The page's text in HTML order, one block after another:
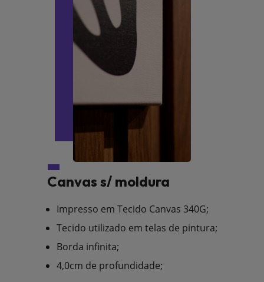
Canvas s/ moldura
Impresso em Tecido Canvas 340G;
Tecido utilizado em telas de pintura;
Borda infinita;
4,0cm de profundidade;